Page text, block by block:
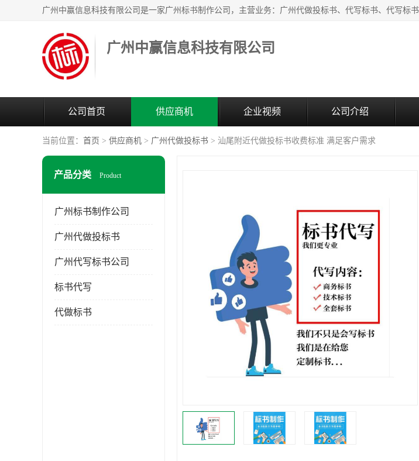
广州中赢信息科技有限公司
公司首页 供应商机 企业视频 公司介绍
当前位置： 首页 > 供应商机 > 广州代做投标书 > 汕尾附近代做投标书收费标准 满足客户需求
产品分类 Product
广州标书制作公司
广州代做投标书
广州代写标书公司
标书代写
代做标书